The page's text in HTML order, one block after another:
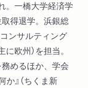
。一橋大学経済学
得退学。浜銀総
ンサルティング
欧州）を担当。
めるほか、学会
』（ちくま新